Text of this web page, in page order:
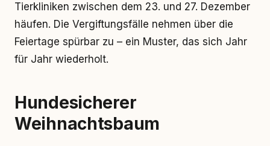
Tierkliniken zwischen dem 23. und 27. Dezember
häufen. Die Vergiftungsfälle nehmen über die
Feiertage spürbar zu – ein Muster, das sich Jahr
für Jahr wiederholt.
Hundesicherer
Weihnachtsbaum